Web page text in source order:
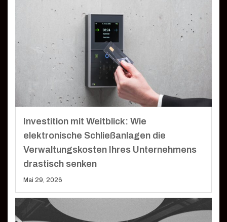
Investition mit Weitblick: Wie
elektronische Schließanlagen die
Verwaltungskosten Ihres Unternehmens
drastisch senken
Mai 29, 2026